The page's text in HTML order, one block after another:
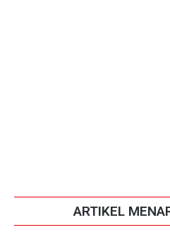
ARTIKEL